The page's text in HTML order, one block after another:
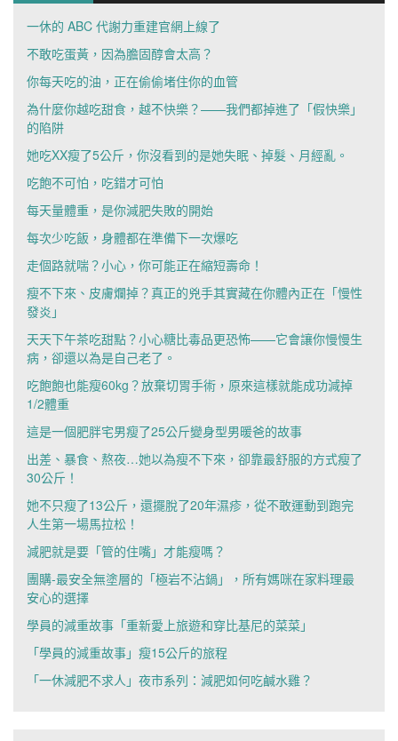
一休的 ABC 代謝力重建官網上線了
不敢吃蛋黃，因為膽固醇會太高？
你每天吃的油，正在偷偷堵住你的血管
為什麼你越吃甜食，越不快樂？——我們都掉進了「假快樂」
的陷阱
她吃XX瘦了5公斤，你沒看到的是她失眠、掉髮、月經亂。
吃飽不可怕，吃錯才可怕
每天量體重，是你減肥失敗的開始
每次少吃飯，身體都在準備下一次爆吃
走個路就喘？小心，你可能正在縮短壽命！
瘦不下來、皮膚爛掉？真正的兇手其實藏在你體內正在「慢性
發炎」
天天下午茶吃甜點？小心糖比毒品更恐怖——它會讓你慢慢生
病，卻還以為是自己老了。
吃飽飽也能瘦60kg？放棄切胃手術，原來這樣就能成功減掉
1/2體重
這是一個肥胖宅男瘦了25公斤變身型男暖爸的故事
出差、暴食、熬夜…她以為瘦不下來，卻靠最舒服的方式瘦了
30公斤！
她不只瘦了13公斤，還擺脫了20年濕疹，從不敢運動到跑完
人生第一場馬拉松！
減肥就是要「管的住嘴」才能瘦嗎？
團購-最安全無塗層的「極岩不沾鍋」，所有媽咪在家料理最
安心的選擇
學員的減重故事「重新愛上旅遊和穿比基尼的菜菜」
「學員的減重故事」瘦15公斤的旅程
「一休減肥不求人」夜市系列：減肥如何吃鹹水雞？